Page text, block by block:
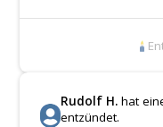
Rudolf H.hat
entzündet.